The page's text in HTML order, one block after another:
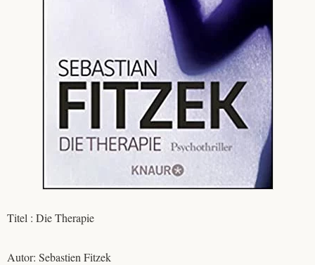
Titel : Die Therapie
Autor: Sebastien Fitzek